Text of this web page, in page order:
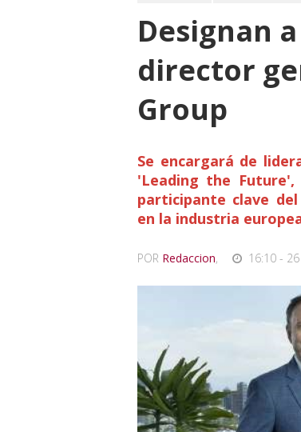
Designan
director
Group
Se encargará de
'Leading the
participante clave
en la industria
POR Redaccion, 16:10 -